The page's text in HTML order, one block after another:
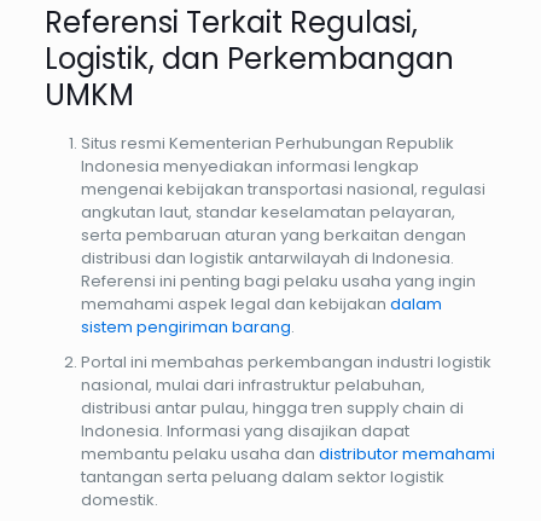
Referensi Terkait Regulasi,
Logistik, dan Perkembangan
UMKM
Situs resmi Kementerian Perhubungan Republik
Indonesia menyediakan informasi lengkap
mengenai kebijakan transportasi nasional, regulasi
angkutan laut, standar keselamatan pelayaran,
serta pembaruan aturan yang berkaitan dengan
distribusi dan logistik antarwilayah di Indonesia.
Referensi ini penting bagi pelaku usaha yang ingin
memahami aspek legal dan kebijakan dalam
sistem pengiriman barang.
Portal ini membahas perkembangan industri logistik
nasional, mulai dari infrastruktur pelabuhan,
distribusi antar pulau, hingga tren supply chain di
Indonesia. Informasi yang disajikan dapat
membantu pelaku usaha dan distributor memahami
tantangan serta peluang dalam sektor logistik
domestik.